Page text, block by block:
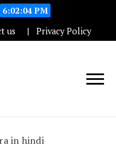
6:02:04 PM
us Privacy Policy
in hindi